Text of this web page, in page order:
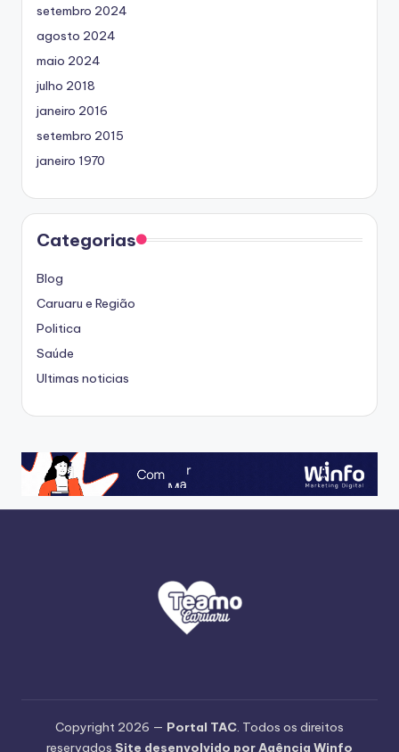
setembro 2024
agosto 2024
maio 2024
julho 2018
janeiro 2016
setembro 2015
janeiro 1970
Categorias
Blog
Caruaru e Região
Politica
Saúde
Ultimas noticias
Copyright 2026 — Portal TAC. Todos os direitos
reservados Site desenvolvido por Agência Winfo